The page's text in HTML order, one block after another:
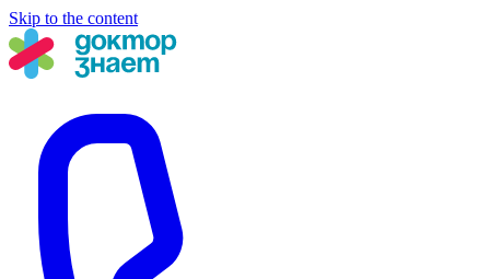
Skip to the content